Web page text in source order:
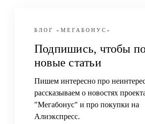
БЛОГ «МЕГАБОНУС»
Подпишись, чтобы
новые статьи
Пишем интересно про
рассказываем о новостях
"Мегабонус" и про покупки на
Алиэкспресс.